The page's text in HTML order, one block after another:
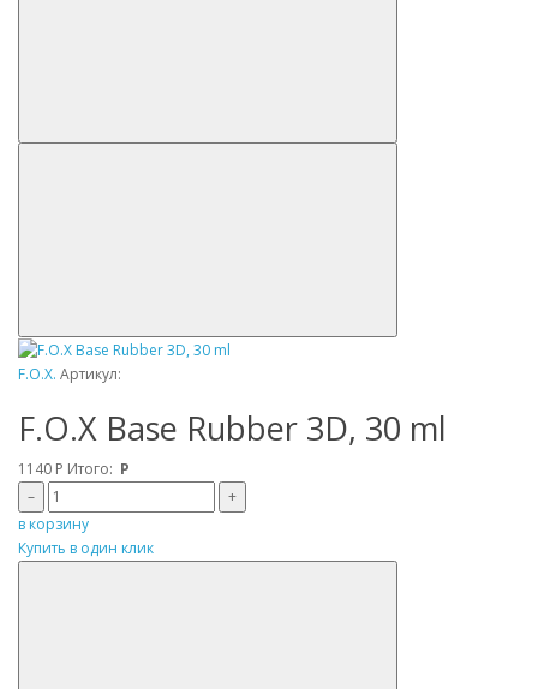
F.O.X. Артикул:
F.O.X Base Rubber 3D, 30 ml
1140 Р Итого: Р
–
+
в корзину
Купить в один клик